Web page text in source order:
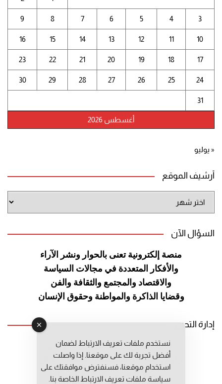
أغسطس 2026
3
4
5
6
7
8
9
10
11
12
13
14
15
16
17
18
19
20
21
22
23
24
25
26
27
28
29
30
31
« يوليو
أرشيف الموقع
الموقع
السؤال الآن
منصة إلكترونية تعنى بالحوار ونشر الآراء
والأفكار المتعددة في مجالات السياسة
والاقتصاد والمجتمع والثقافة والفن
وقضايا الذاكرة والمواطنة وحقوق الإنسان
إدارة التحرير
رئيس التحرير: عبد الرحيم التوراني
رئيس التحرير المساعد: المعطي قبال
مديرة التحرير: فاطمة حوحو
نستخدم ملفات تعريف الارتباط لضمان
أفضل تجربة لك على موقعنا. إذا واصلت
استخدام موقعنا، فسنفترض موافقتك على
سياسة ملفات تعريف الارتباط الخاصة بنا.